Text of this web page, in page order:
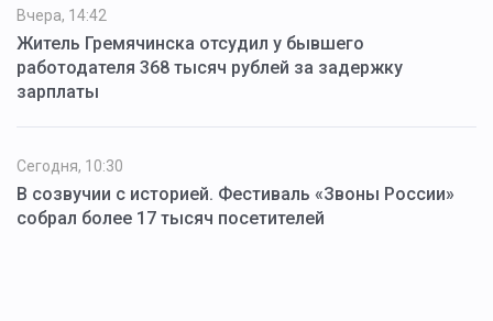
Вчера, 14:42
Житель Гремячинска отсудил у бывшего
работодателя 368 тысяч рублей за задержку
зарплаты
Сегодня, 10:30
В созвучии с историей. Фестиваль «Звоны России»
собрал более 17 тысяч посетителей